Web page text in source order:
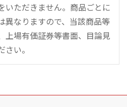
いただきません。商品ごとに
異なりますので、当該商品等
上場有価証券等書面、目論見
い。